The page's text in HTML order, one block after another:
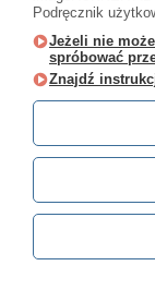
Podręcznik
Jeżeli nie
spróbować
Znajdź